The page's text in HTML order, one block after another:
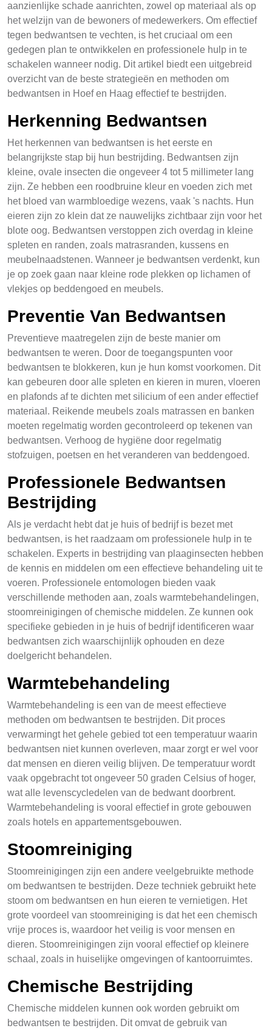
aanzienlijke schade aanrichten, zowel op materiaal als op
het welzijn van de bewoners of medewerkers. Om effectief
tegen bedwantsen te vechten, is het cruciaal om een
gedegen plan te ontwikkelen en professionele hulp in te
schakelen wanneer nodig. Dit artikel biedt een uitgebreid
overzicht van de beste strategieën en methoden om
bedwantsen in Hoef en Haag effectief te bestrijden.
Herkenning Bedwantsen
Het herkennen van bedwantsen is het eerste en
belangrijkste stap bij hun bestrijding. Bedwantsen zijn
kleine, ovale insecten die ongeveer 4 tot 5 millimeter lang
zijn. Ze hebben een roodbruine kleur en voeden zich met
het bloed van warmbloedige wezens, vaak 's nachts. Hun
eieren zijn zo klein dat ze nauwelijks zichtbaar zijn voor het
blote oog. Bedwantsen verstoppen zich overdag in kleine
spleten en randen, zoals matrasranden, kussens en
meubelnaadstenen. Wanneer je bedwantsen verdenkt, kun
je op zoek gaan naar kleine rode plekken op lichamen of
vlekjes op beddengoed en meubels.
Preventie Van Bedwantsen
Preventieve maatregelen zijn de beste manier om
bedwantsen te weren. Door de toegangspunten voor
bedwantsen te blokkeren, kun je hun komst voorkomen. Dit
kan gebeuren door alle spleten en kieren in muren, vloeren
en plafonds af te dichten met silicium of een ander effectief
materiaal. Reikende meubels zoals matrassen en banken
moeten regelmatig worden gecontroleerd op tekenen van
bedwantsen. Verhoog de hygiëne door regelmatig
stofzuigen, poetsen en het veranderen van beddengoed.
Professionele Bedwantsen
Bestrijding
Als je verdacht hebt dat je huis of bedrijf is bezet met
bedwantsen, is het raadzaam om professionele hulp in te
schakelen. Experts in bestrijding van plaaginsecten hebben
de kennis en middelen om een effectieve behandeling uit te
voeren. Professionele entomologen bieden vaak
verschillende methoden aan, zoals warmtebehandelingen,
stoomreinigingen of chemische middelen. Ze kunnen ook
specifieke gebieden in je huis of bedrijf identificeren waar
bedwantsen zich waarschijnlijk ophouden en deze
doelgericht behandelen.
Warmtebehandeling
Warmtebehandeling is een van de meest effectieve
methoden om bedwantsen te bestrijden. Dit proces
verwarmingt het gehele gebied tot een temperatuur waarin
bedwantsen niet kunnen overleven, maar zorgt er wel voor
dat mensen en dieren veilig blijven. De temperatuur wordt
vaak opgebracht tot ongeveer 50 graden Celsius of hoger,
wat alle levenscycledelen van de bedwant doorbrent.
Warmtebehandeling is vooral effectief in grote gebouwen
zoals hotels en appartementsgebouwen.
Stoomreiniging
Stoomreinigingen zijn een andere veelgebruikte methode
om bedwantsen te bestrijden. Deze techniek gebruikt hete
stoom om bedwantsen en hun eieren te vernietigen. Het
grote voordeel van stoomreiniging is dat het een chemisch
vrije proces is, waardoor het veilig is voor mensen en
dieren. Stoomreinigingen zijn vooral effectief op kleinere
schaal, zoals in huiselijke omgevingen of kantoorruimtes.
Chemische Bestrijding
Chemische middelen kunnen ook worden gebruikt om
bedwantsen te bestrijden. Dit omvat de gebruik van